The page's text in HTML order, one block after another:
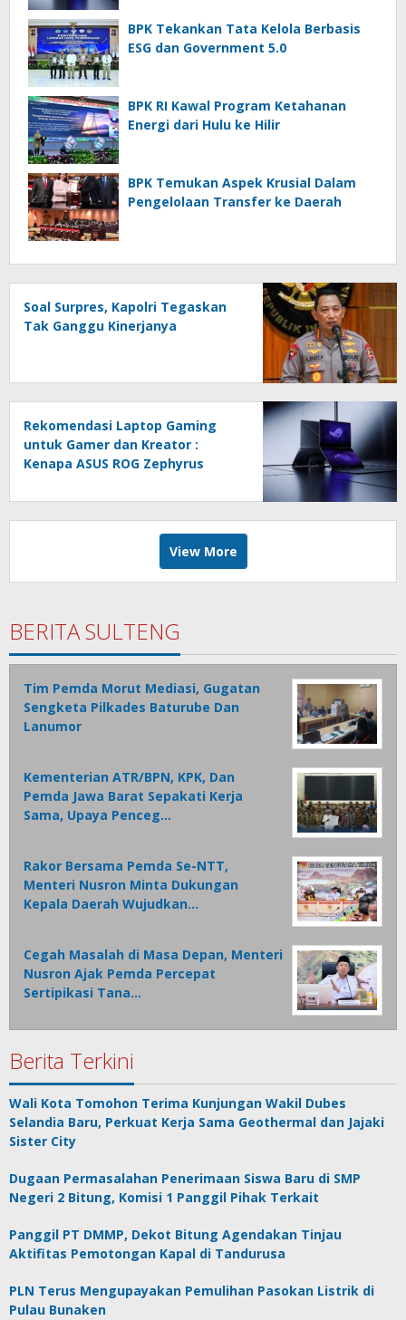
BPK Tekankan Tata Kelola Berbasis
ESG dan Government 5.0
BPK RI Kawal Program Ketahanan
Energi dari Hulu ke Hilir
BPK Temukan Aspek Krusial Dalam
Pengelolaan Transfer ke Daerah
Soal Surpres, Kapolri Tegaskan
Tak Ganggu Kinerjanya
Rekomendasi Laptop Gaming
untuk Gamer dan Kreator :
Kenapa ASUS ROG Zephyrus
View More
BERITA SULTENG
Tim Pemda Morut Mediasi, Gugatan
Sengketa Pilkades Baturube Dan
Lanumor
Kementerian ATR/BPN, KPK, Dan
Pemda Jawa Barat Sepakati Kerja
Sama, Upaya Penceg…
Rakor Bersama Pemda Se-NTT,
Menteri Nusron Minta Dukungan
Kepala Daerah Wujudkan…
Cegah Masalah di Masa Depan, Menteri
Nusron Ajak Pemda Percepat
Sertipikasi Tana…
Berita Terkini
Wali Kota Tomohon Terima Kunjungan Wakil Dubes
Selandia Baru, Perkuat Kerja Sama Geothermal dan Jajaki
Sister City
Dugaan Permasalahan Penerimaan Siswa Baru di SMP
Negeri 2 Bitung, Komisi 1 Panggil Pihak Terkait
Panggil PT DMMP, Dekot Bitung Agendakan Tinjau
Aktifitas Pemotongan Kapal di Tandurusa
PLN Terus Mengupayakan Pemulihan Pasokan Listrik di
Pulau Bunaken